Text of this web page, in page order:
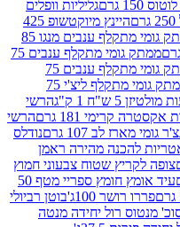
גליליות וופלים
היינץ מיוקטשופ 425
ממתק גומי מתקלף ענבים מנגו 85
ממתק גומי מתקלף ענבים 75
ממתק גומי מתקלף ענבים 75
ממתק גומי מתקלף ליצ'י 75
הרשי
גרם
הרשי
גרם
נודלס
מהירה ראמן
שטוח צבעוני חמוץ
עיד אומץ חומץ ספריי מטף 50
בוטן רביולי
יחידה מנטה